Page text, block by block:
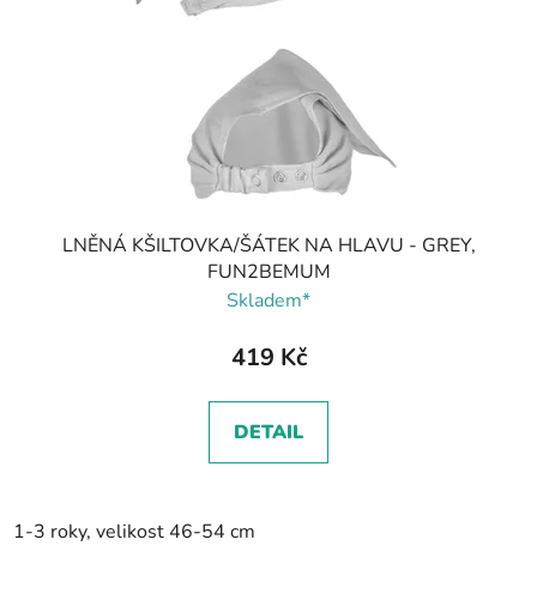
LNĚNÁ KŠILTOVKA/ŠÁTEK NA HLAVU - GREY,
FUN2BEMUM
Skladem*
419 Kč
DETAIL
1-3 roky, velikost 46-54 cm